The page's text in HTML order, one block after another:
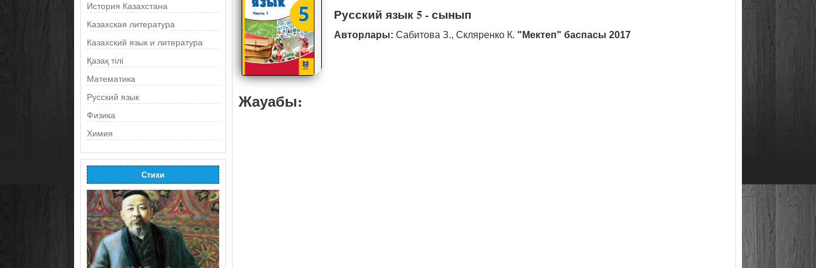
История Казахстана
Казахская литература
Казахский язык и литература
Қазақ тілі
Математика
Русский язык
Физика
Химия
Стихи
Русский язык 5 - сынып
Авторлары: Сабитова З., Скляренко К. "Мектеп" баспасы 2017
Жауабы: